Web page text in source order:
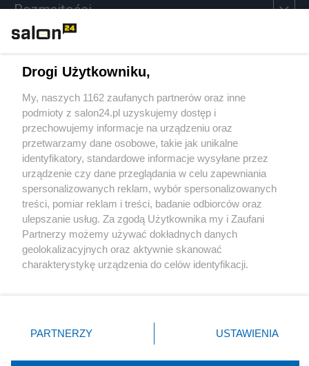
Rozmaitości
Sport
Społeczeństwo
Kultura
X Facebook Instagram Youtube
Drogi Użytkowniku,
My, naszych 1162 zaufanych partnerów oraz inne
podmioty z salon24.pl uzyskujemy dostęp i
przechowujemy informacje na urządzeniu oraz
przetwarzamy dane osobowe, takie jak unikalne
identyfikatory, standardowe informacje wysyłane przez
urządzenie czy dane przeglądania w celu zapewniania
spersonalizowanych reklam, wybór spersonalizowanych
treści, pomiar reklam i treści, badanie odbiorców oraz
ulepszanie usług. Za zgodą Użytkownika my i Zaufani
Partnerzy możemy używać dokładnych danych
geolokalizacyjnych oraz aktywnie skanować
charakterystykę urządzenia do celów identyfikacji.
zmienić/wycofać klikając przycisk ustawień prywatności
znajdujący się w lewym dolnym rogu strony
rodzaje przetwarzania danych nie wymagają zgody
PARTNERZY USTAWIENIA